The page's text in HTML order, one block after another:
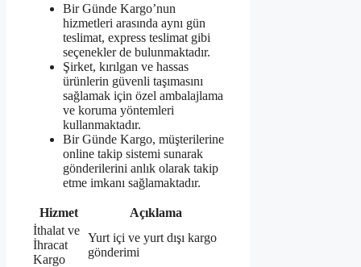
Bir Günde Kargo’nun
hizmetleri arasında aynı gün
teslimat, express teslimat gibi
seçenekler de bulunmaktadır.
Şirket, kırılgan ve hassas
ürünlerin güvenli taşımasını
sağlamak için özel ambalajlama
ve koruma yöntemleri
kullanmaktadır.
Bir Günde Kargo, müşterilerine
online takip sistemi sunarak
gönderilerini anlık olarak takip
etme imkanı sağlamaktadır.
Hizmet
Açıklama
İthalat ve
İhracat
Kargo
Yurt içi ve yurt dışı kargo
gönderimi